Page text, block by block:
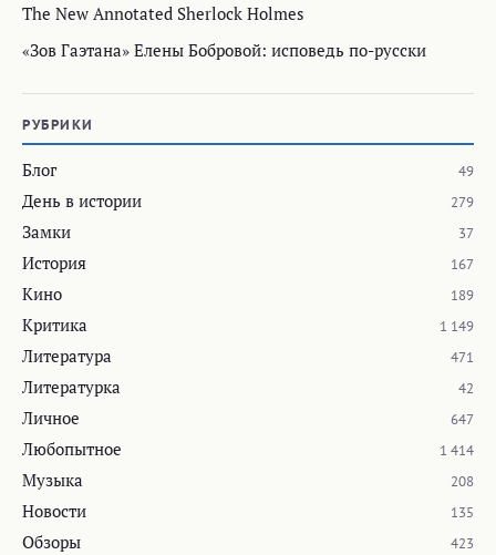
The New Annotated Sherlock Holmes
«Зов Гаэтана» Елены Бобровой: исповедь по-русски
РУБРИКИ
Блог 49
День в истории 279
Замки 37
История 167
Кино 189
Критика 1 149
Литература 471
Литературка 42
Личное 647
Любопытное 1 414
Музыка 208
Новости 135
Обзоры 423